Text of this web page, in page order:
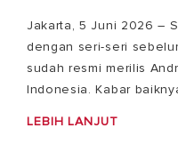
Jakarta, 5 Juni 2026 –
dengan seri-seri
sudah resmi merilis
Indonesia. Kabar
LEBIH LANJUT